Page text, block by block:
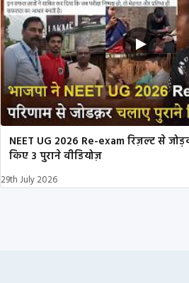
NEET UG 2026 Re-exam रिज़ल्ट से
किए 3 पुराने वीडियोज़
29th July 2026